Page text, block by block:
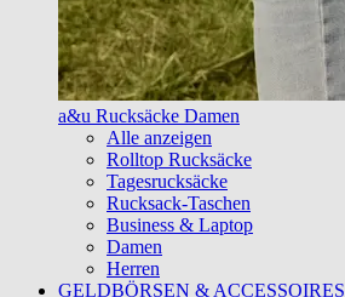
a&u Rucksäcke Damen
Alle anzeigen
Rolltop Rucksäcke
Tagesrucksäcke
Rucksack-Taschen
Business & Laptop
Damen
Herren
GELDBÖRSEN & ACCESSOIRES